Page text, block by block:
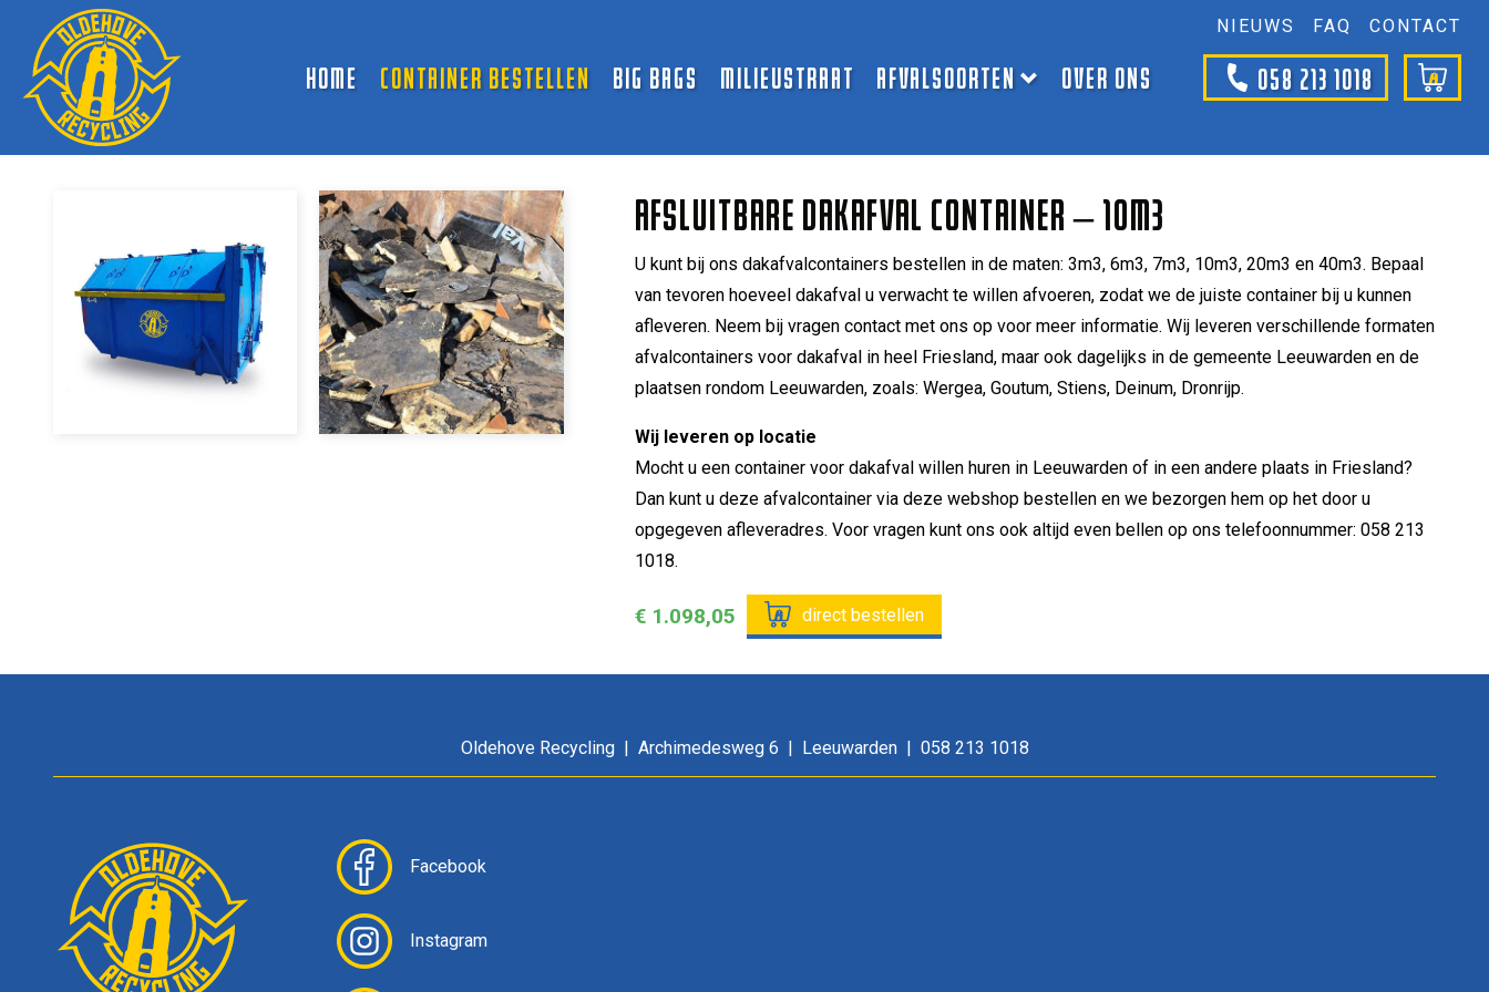
HOME CONTAINER BESTELLEN BIG BAGS MILIEUSTRAAT AFVALSOORTEN OVER ONS
NIEUWS FAQ CONTACT
058 213 1018
AFSLUITBARE DAKAFVAL CONTAINER – 10M3
U kunt bij ons dakafvalcontainers bestellen in de maten: 3m3, 6m3, 7m3, 10m3, 20m3 en 40m3. Bepaal
van tevoren hoeveel dakafval u verwacht te willen afvoeren, zodat we de juiste container bij u kunnen
afleveren. Neem bij vragen contact met ons op voor meer informatie. Wij leveren verschillende formaten
afvalcontainers voor dakafval in heel Friesland, maar ook dagelijks in de gemeente Leeuwarden en de
plaatsen rondom Leeuwarden, zoals: Wergea, Goutum, Stiens, Deinum, Dronrijp.
Wij leveren op locatie
Mocht u een container voor dakafval willen huren in Leeuwarden of in een andere plaats in Friesland?
Dan kunt u deze afvalcontainer via deze webshop bestellen en we bezorgen hem op het door u
opgegeven afleveradres. Voor vragen kunt ons ook altijd even bellen op ons telefoonnummer: 058 213
1018.
€ 1.098,05 direct bestellen
Oldehove Recycling Archimedesweg 6 Leeuwarden 058 213 1018
Facebook
Instagram